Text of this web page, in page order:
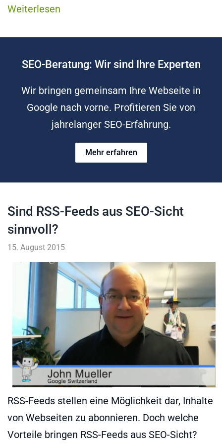
Weiterlesen
SEO-Beratung: Wir sind Ihre Experten
Wir bringen gemeinsam Ihre Webseite in
Google nach vorne. Profitieren Sie von
jahrelanger SEO-Erfahrung.
Mehr erfahren
Sind RSS-Feeds aus SEO-Sicht
sinnvoll?
15. August 2015
RSS-Feeds stellen eine Möglichkeit dar, Inhalte
von Webseiten zu abonnieren. Doch welche
Vorteile bringen RSS-Feeds aus SEO-Sicht?